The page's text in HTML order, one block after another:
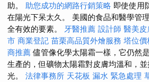
助。 助您成功的網路行銷策略 即使使用
在陽光下呆太久。 美國的食品和醫學管
全有效的要素。 牙醫推薦 設計師 醫美皮
市 商業登記 苗栗高品質外燴服務 塔位價
商推薦 儘管像化學太陽霜一樣，它仍然
生產的，但礦物太陽霜對皮膚均溫和，
光。 法律事務所 天花板 漏水 緊急處理